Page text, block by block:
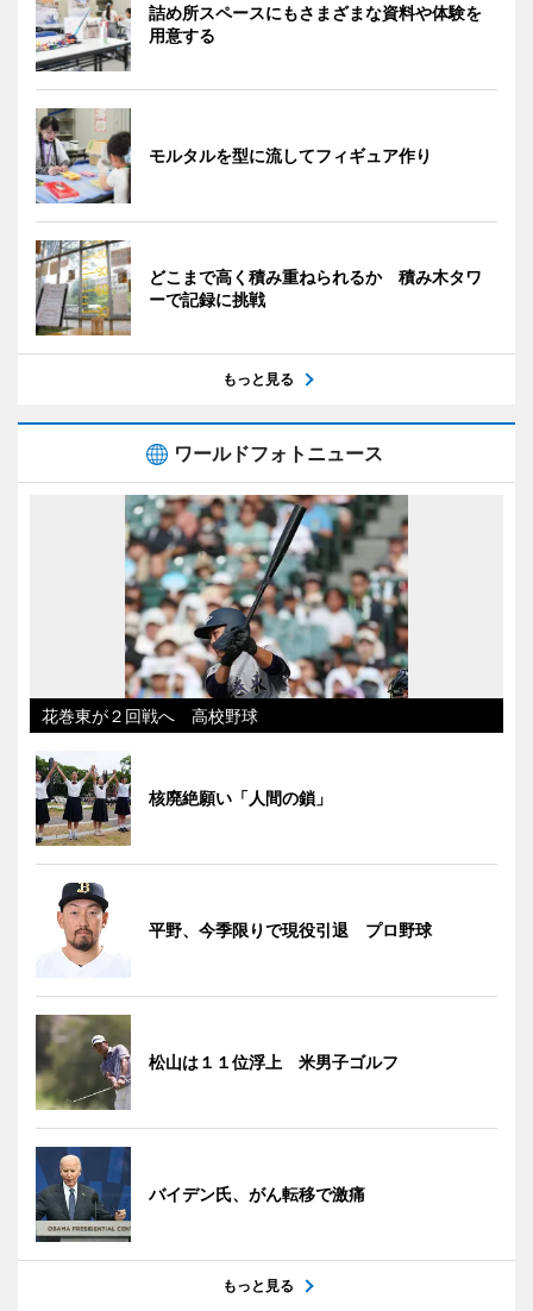
詰め所スペースにもさまざまな資料や体験を
用意する
モルタルを型に流してフィギュア作り
どこまで高く積み重ねられるか 積み木タワ
ーで記録に挑戦
もっと見る
ワールドフォトニュース
花巻東が２回戦へ 高校野球
核廃絶願い「人間の鎖」
平野、今季限りで現役引退 プロ野球
松山は１１位浮上 米男子ゴルフ
バイデン氏、がん転移で激痛
もっと見る